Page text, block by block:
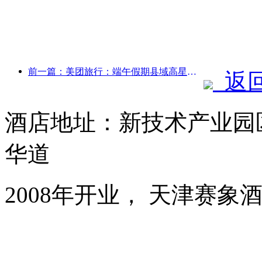
前一篇：美团旅行：端午假期县域高星酒店预订火热，亲子家庭成主力
返
酒店地址：新技术产业
华道
2008年开业， 天津赛